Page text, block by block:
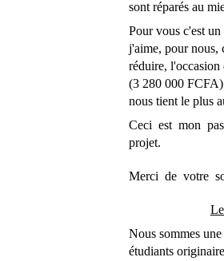
sont réparés au
Pour vous c'est un
j'aime, pour nous,
réduire, l'occasion
(3 280 000
nous tient le plus
Ceci  est  mon
projet.
Merci  de  votre
Nous sommes
étudiants